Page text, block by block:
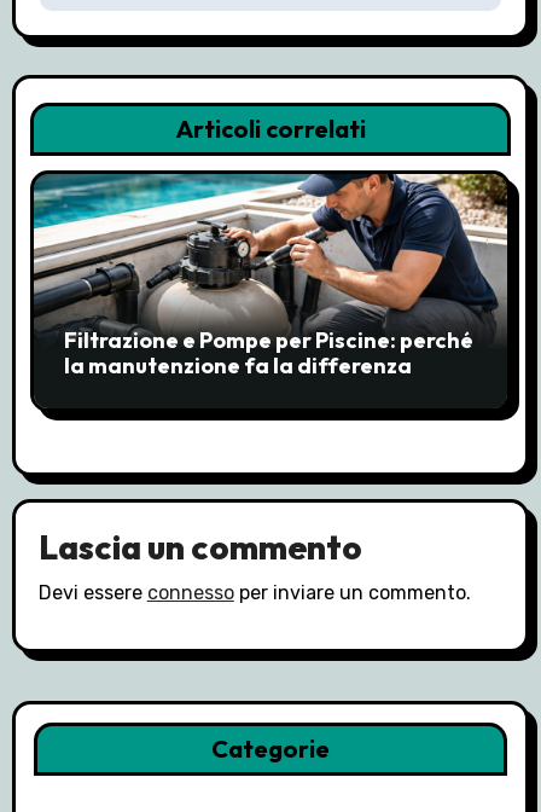
g
a
z
i
o
n
e
r
t
c
l
i
Articoli correlati
Filtrazione e Pompe per Piscine: perché
la manutenzione fa la differenza
Lascia un commento
Devi essere connessoper inviare un commento.
Categorie